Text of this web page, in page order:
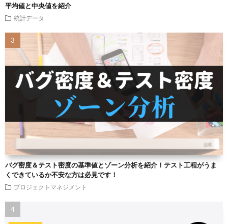
平均値と中央値を紹介
統計データ
バグ密度＆テスト密度の基準値とゾーン分析を紹介！テスト工程がうま
くできているか不安な方は必見です！
プロジェクトマネジメント